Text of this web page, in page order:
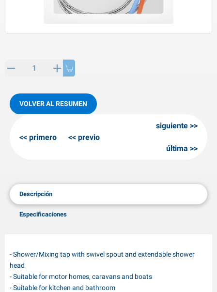
AL-KO
para invierno
invernales
VOLVER AL RESUMEN
primero previo
siguiente
última
Descripción
Especificaciones
- Shower/Mixing tap with swivel spout and extendable shower
head
- Suitable for motor homes, caravans and boats
- Suitable for kitchen and bathroom